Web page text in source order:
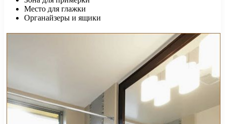
Место для глажки
Органайзеры и ящики